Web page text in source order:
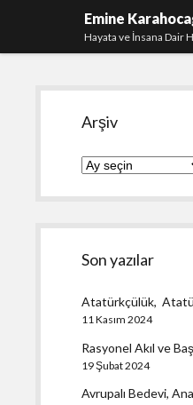
Emine
Hayata ve İnsana Dair
Yan
Menü
Arşiv
Arşiv
Son yazılar
Atatürkçülük,
11 Kasım 2024
Rasyonel Akıl ve
19 Şubat 2024
Avrupalı Bedevi,